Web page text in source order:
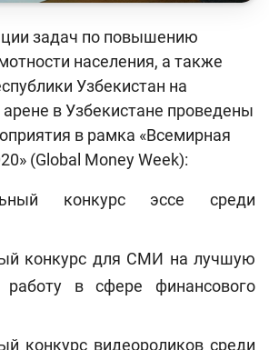
услуги
задач по повышению
населения, а также
Узбекистан на
в Узбекистане проведены
в рамка «Всемирная
(Global Money Week):
конкурс эссе среди
конкурс для СМИ на лучшую
работу в сфере финансового
конкурс видеороликов среди